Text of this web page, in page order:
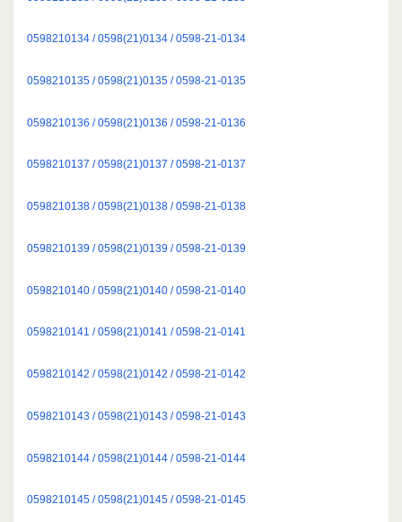
0598210134 / 0598(21)0134 / 0598-21-0134
0598210135 / 0598(21)0135 / 0598-21-0135
0598210136 / 0598(21)0136 / 0598-21-0136
0598210137 / 0598(21)0137 / 0598-21-0137
0598210138 / 0598(21)0138 / 0598-21-0138
0598210139 / 0598(21)0139 / 0598-21-0139
0598210140 / 0598(21)0140 / 0598-21-0140
0598210141 / 0598(21)0141 / 0598-21-0141
0598210142 / 0598(21)0142 / 0598-21-0142
0598210143 / 0598(21)0143 / 0598-21-0143
0598210144 / 0598(21)0144 / 0598-21-0144
0598210145 / 0598(21)0145 / 0598-21-0145